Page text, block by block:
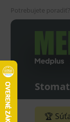
Potrebujete
🏆